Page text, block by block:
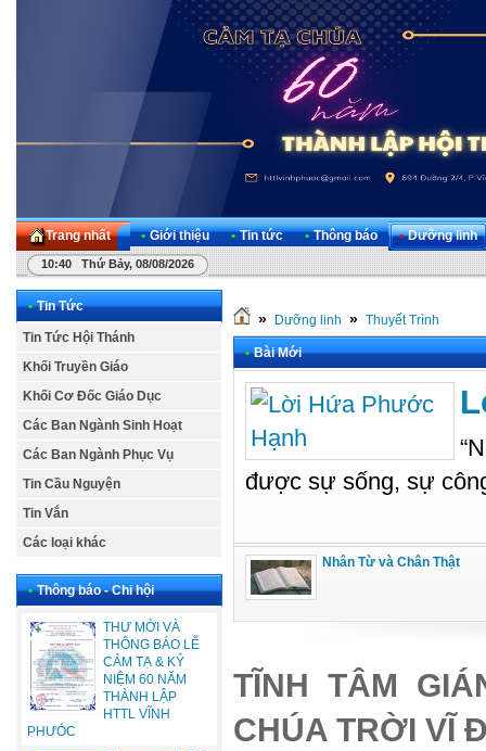
Trang nhất • Giới thiệu • Tin tức • Thông báo • Dưỡng linh
10:40 Thứ Bảy, 08/08/2026
• Tin Tức
Tin Tức Hội Thánh
Khối Truyền Giáo
Khối Cơ Đốc Giáo Dục
Các Ban Ngành Sinh Hoạt
Các Ban Ngành Phục Vụ
Tin Cầu Nguyện
Tin Vắn
Các loại khác
• Thông báo - Chi hội
THƯ MỜI VÀ
THÔNG BÁO LỄ
CẢM TẠ & KỶ
NIỆM 60 NĂM
THÀNH LẬP
HTTL VĨNH
PHƯÓC
» Dưỡng linh » Thuyết Trình
• Bài Mới
được sự sống, sự
Nhân Từ và Chân Thật
TĨNH TÂM
CHÚA TRỜI VĨ